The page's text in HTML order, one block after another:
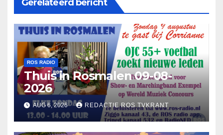
Gerelateerd bericht
ROS RADIO
Thuis in Rosmalen 09-08-
2026
AUG 6, 2026 REDACTIE ROS TVKRANT